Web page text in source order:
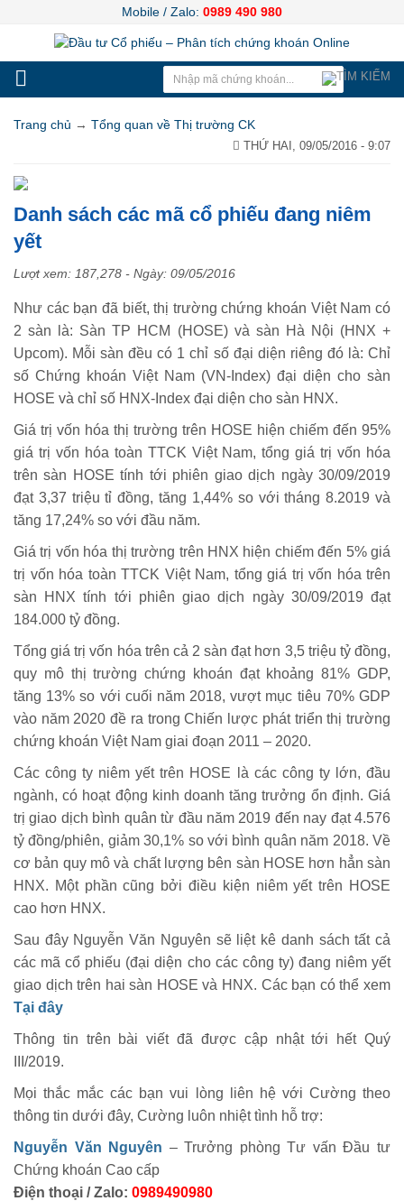
Mobile / Zalo: 0989 490 980
Trang chủ → Tổng quan về Thị trường CK
THỨ HAI, 09/05/2016 - 9:07
Danh sách các mã cổ phiếu đang niêm
yết
Lượt xem: 187,278 - Ngày: 09/05/2016
Như các bạn đã biết, thị trường chứng khoán Việt Nam có
2 sàn là: Sàn TP HCM (HOSE) và sàn Hà Nội (HNX +
Upcom). Mỗi sàn đều có 1 chỉ số đại diện riêng đó là: Chỉ
số Chứng khoán Việt Nam (VN-Index) đại diện cho sàn
HOSE và chỉ số HNX-Index đại diện cho sàn HNX.
Giá trị vốn hóa thị trường trên HOSE hiện chiếm đến 95%
giá trị vốn hóa toàn TTCK Việt Nam, tổng giá trị vốn hóa
trên sàn HOSE tính tới phiên giao dịch ngày 30/09/2019
đạt 3,37 triệu tỉ đồng, tăng 1,44% so với tháng 8.2019 và
tăng 17,24% so với đầu năm.
Giá trị vốn hóa thị trường trên HNX hiện chiếm đến 5% giá
trị vốn hóa toàn TTCK Việt Nam, tổng giá trị vốn hóa trên
sàn HNX tính tới phiên giao dịch ngày 30/09/2019 đạt
184.000 tỷ đồng.
Tổng giá trị vốn hóa trên cả 2 sàn đạt hơn 3,5 triệu tỷ đồng,
quy mô thị trường chứng khoán đạt khoảng 81% GDP,
tăng 13% so với cuối năm 2018, vượt mục tiêu 70% GDP
vào năm 2020 đề ra trong Chiến lược phát triển thị trường
chứng khoán Việt Nam giai đoạn 2011 – 2020.
Các công ty niêm yết trên HOSE là các công ty lớn, đầu
ngành, có hoạt động kinh doanh tăng trưởng ổn định. Giá
trị giao dịch bình quân từ đầu năm 2019 đến nay đạt 4.576
tỷ đồng/phiên, giảm 30,1% so với bình quân năm 2018. Về
cơ bản quy mô và chất lượng bên sàn HOSE hơn hẳn sàn
HNX. Một phần cũng bởi điều kiện niêm yết trên HOSE
cao hơn HNX.
Sau đây Nguyễn Văn Nguyên sẽ liệt kê danh sách tất cả
các mã cổ phiếu (đại diện cho các công ty) đang niêm yết
giao dịch trên hai sàn HOSE và HNX. Các bạn có thể xem
Tại đây
Thông tin trên bài viết đã được cập nhật tới hết Quý
III/2019.
Mọi thắc mắc các bạn vui lòng liên hệ với Cường theo
thông tin dưới đây, Cường luôn nhiệt tình hỗ trợ:
Nguyễn Văn Nguyên – Trưởng phòng Tư vấn Đầu tư
Chứng khoán Cao cấp
Điện thoại / Zalo: 0989490980